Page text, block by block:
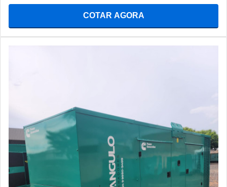
COTAR AGORA